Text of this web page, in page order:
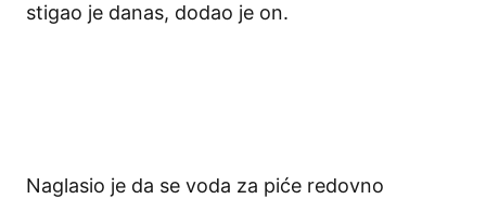
stigao je danas, dodao je on.
Naglasio je da se voda za piće redovno